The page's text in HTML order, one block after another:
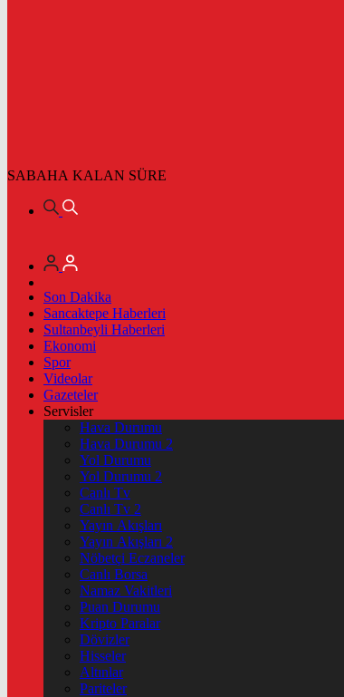
SABAHA KALAN SÜRE
Son Dakika
Sancaktepe Haberleri
Sultanbeyli Haberleri
Ekonomi
Spor
Videolar
Gazeteler
Servisler
Hava Durumu
Hava Durumu 2
Yol Durumu
Yol Durumu 2
Canlı Tv
Canlı Tv 2
Yayın Akışları
Yayın Akışları 2
Nöbetçi Eczaneler
Canlı Borsa
Namaz Vakitleri
Puan Durumu
Kripto Paralar
Dövizler
Hisseler
Altınlar
Pariteler